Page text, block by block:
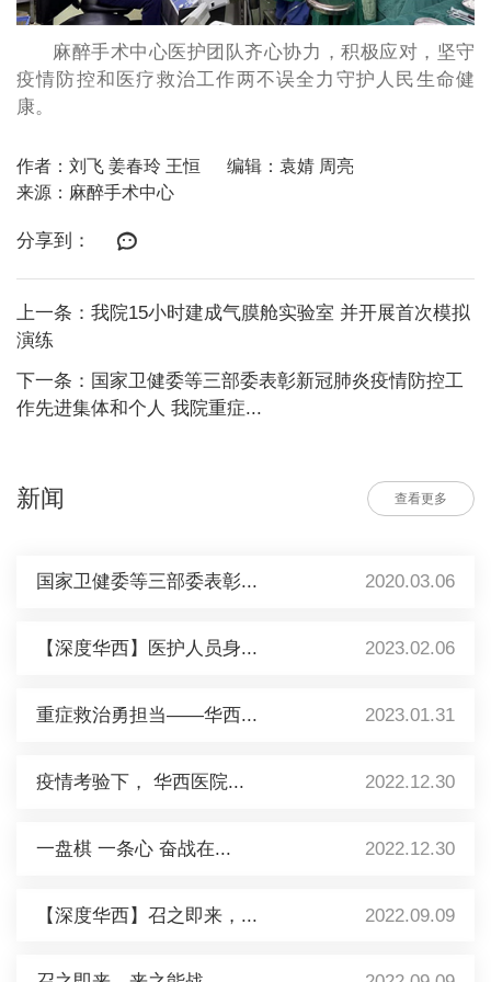
麻醉手术中心医护团队齐心协力，积极应对，坚守
疫情防控和医疗救治工作两不误全力守护人民生命健
康。
作者：刘飞 姜春玲 王恒
编辑：袁婧 周亮
来源：麻醉手术中心
分享到：
上一条：我院15小时建成气膜舱实验室 并开展首次模拟
演练
下一条：国家卫健委等三部委表彰新冠肺炎疫情防控工
作先进集体和个人 我院重症...
新闻 查看更多
国家卫健委等三部委表彰... 2020.03.06
【深度华西】医护人员身... 2023.02.06
重症救治勇担当——华西... 2023.01.31
疫情考验下， 华西医院... 2022.12.30
一盘棋 一条心 奋战在... 2022.12.30
【深度华西】召之即来，... 2022.09.09